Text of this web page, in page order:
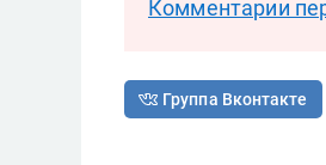
Комментарии
Группа Вконтакте